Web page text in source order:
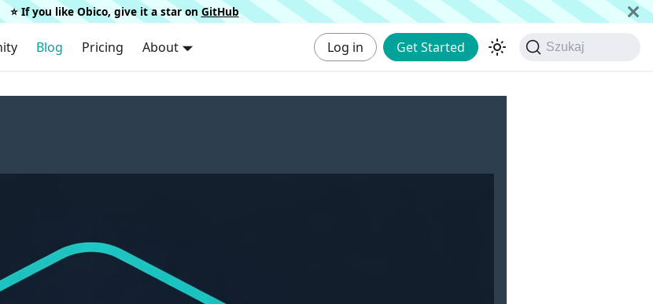
⭐️ If you like Obico, give it a star on GitHub
Blog Pricing About Log in Get Started Szukaj